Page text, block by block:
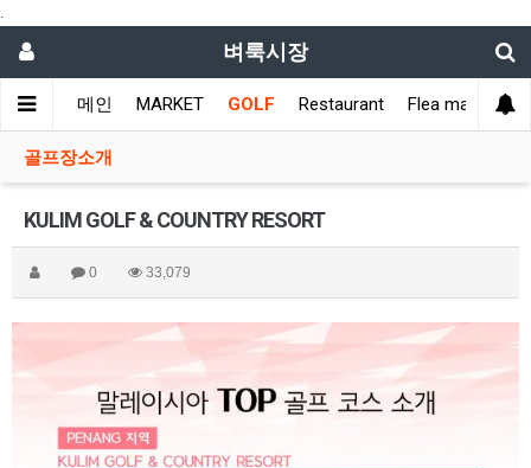
.
벼룩시장
메인 MARKET GOLF Restaurant Flea market
골프장소개
KULIM GOLF & COUNTRY RESORT
0 33,079